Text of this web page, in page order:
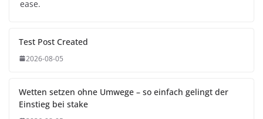
ease.
Test Post Created
2026-08-05
Wetten setzen ohne Umwege – so einfach gelingt der
Einstieg bei stake